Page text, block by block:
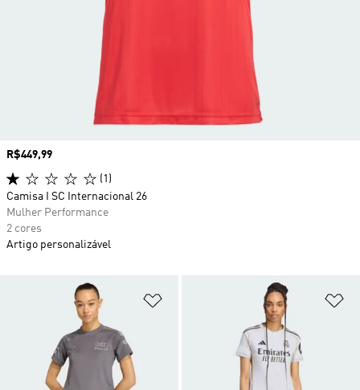
Adicionar à Lista de Desejos
Preço
R$449,99
(1)
Camisa I SC Internacional 26
Mulher Performance
2 cores
Artigo personalizável